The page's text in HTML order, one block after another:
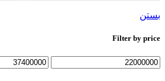
بستن
Filter by price
حداقل
حداكثر